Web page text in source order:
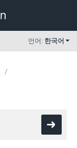
언어: 한국어